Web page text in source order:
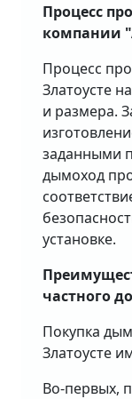
Процесс
компании
Процесс
Златоусте
и размера.
заданными
дымоход
установке.
частного
Покупка
Златоусте
Во-первых,